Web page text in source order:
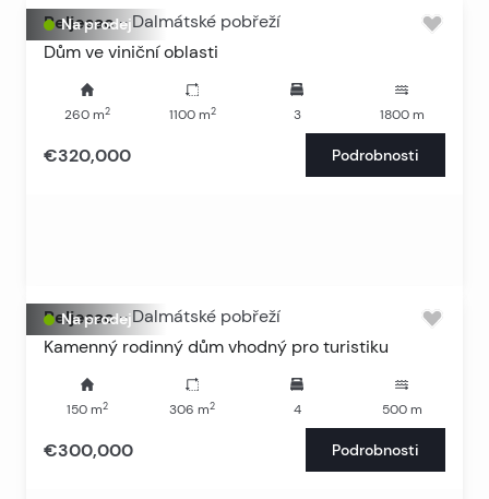
Na prodej
Peljesac - Dalmátské pobřeží
Dům ve viniční oblasti
260 m2 1100m2 3 1800m
€320,000 Podrobnosti
Na prodej
Peljesac - Dalmátské pobřeží
Kamenný rodinný dům vhodný pro turistiku
150 m2 306 m2 4 500m
€300,000 Podrobnosti